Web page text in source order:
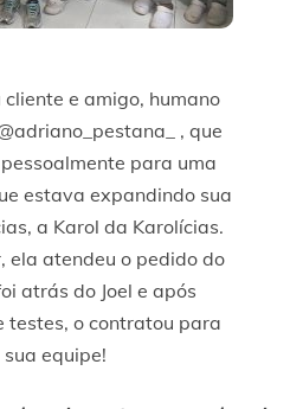
cliente e amigo, humano
, que
para uma
estava expandindo sua
a Karol da Karolícias.
ela atendeu o pedido do
atrás do Joel e após
testes, o contratou para
sua equipe!